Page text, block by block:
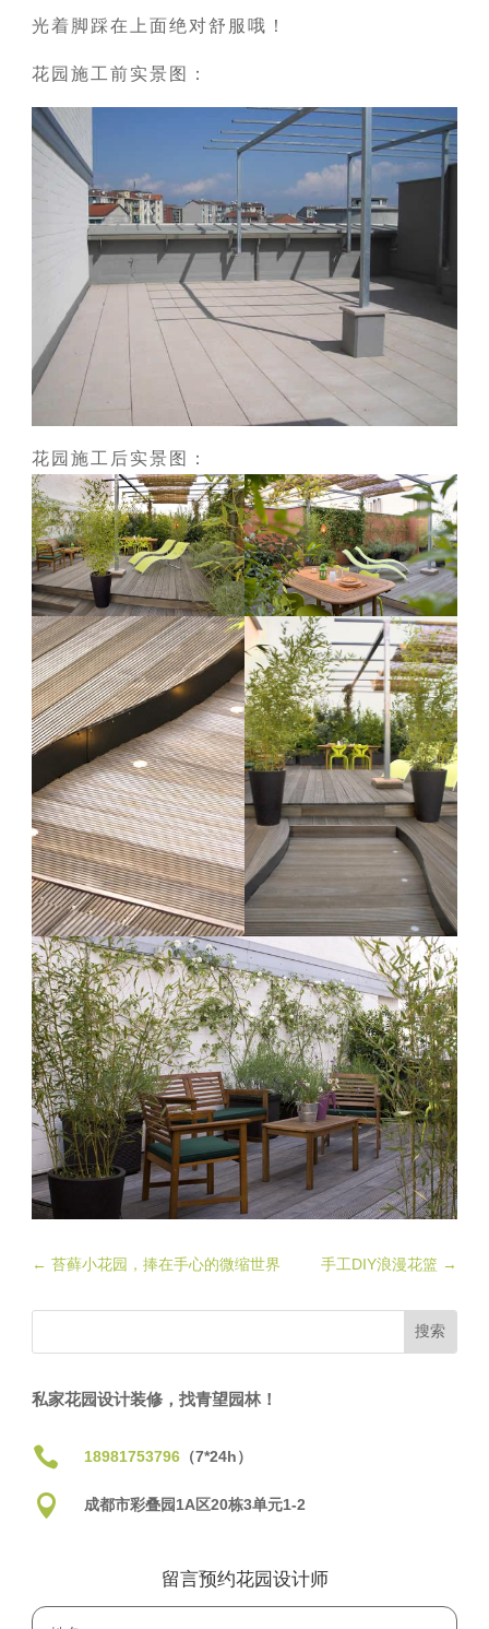
光着脚踩在上面绝对舒服哦！
花园施工前实景图：
花园施工后实景图：
←苔藓小花园，捧在手心的微缩世界 手工DIY浪漫花篮 →
私家花园设计装修，找青望园林！
 18981753796（7*24h）
 成都市彩叠园1A区20栋3单元1-2
留言预约花园设计师